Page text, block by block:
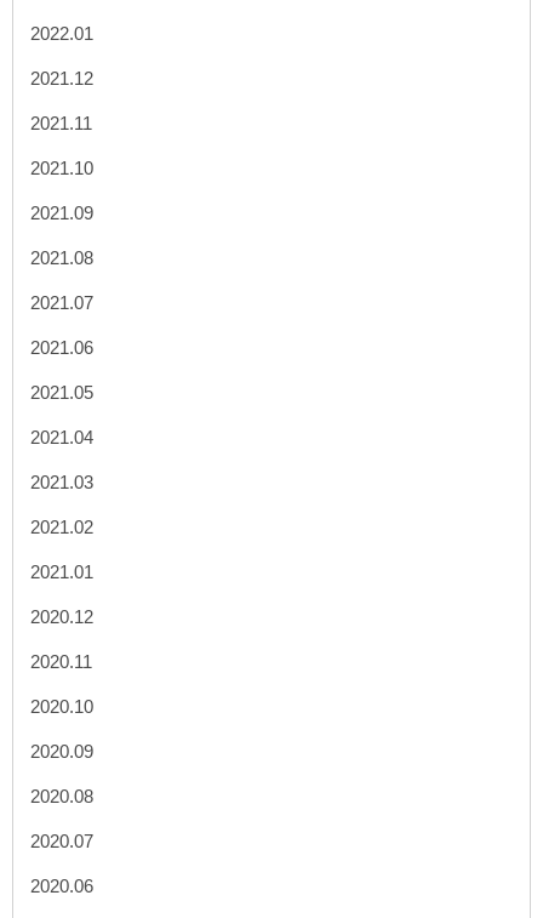
2022.01
2021.12
2021.11
2021.10
2021.09
2021.08
2021.07
2021.06
2021.05
2021.04
2021.03
2021.02
2021.01
2020.12
2020.11
2020.10
2020.09
2020.08
2020.07
2020.06